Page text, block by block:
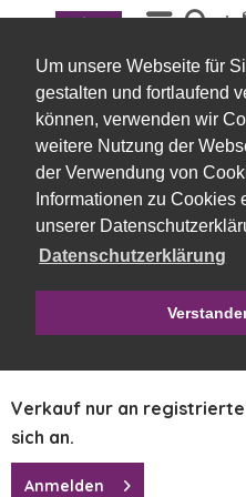
Um unsere Webseite für
gestalten und fortlaufend
können, verwenden wir
weitere Nutzung der
der Verwendung von
Informationen zu Cookies
unserer
Datenschutzerklärung
Menü
Übersicht Exoten,
Lotus Klein, natur,
Verkauf nur an registrierte
sich an.
Anmelden